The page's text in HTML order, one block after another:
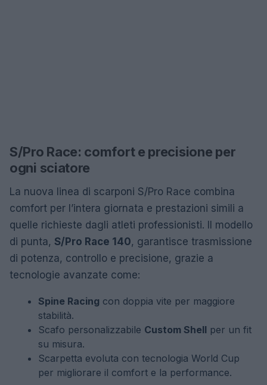
S/Pro Race: comfort e precisione per
ogni sciatore
La nuova linea di scarponi S/Pro Race combina
comfort per l’intera giornata e prestazioni simili a
quelle richieste dagli atleti professionisti. Il modello
di punta, S/Pro Race 140, garantisce trasmissione
di potenza, controllo e precisione, grazie a
tecnologie avanzate come:
Spine Racing con doppia vite per maggiore
stabilità.
Scafo personalizzabile Custom Shell per un fit
su misura.
Scarpetta evoluta con tecnologia World Cup
per migliorare il comfort e la performance.